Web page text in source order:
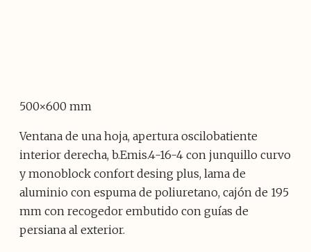
500×600 mm
Ventana de una hoja, apertura oscilobatiente
interior derecha, b.Emis.4-16-4 con junquillo curvo
y monoblock confort desing plus, lama de
aluminio con espuma de poliuretano, cajón de 195
mm con recogedor embutido con guías de
persiana al exterior.